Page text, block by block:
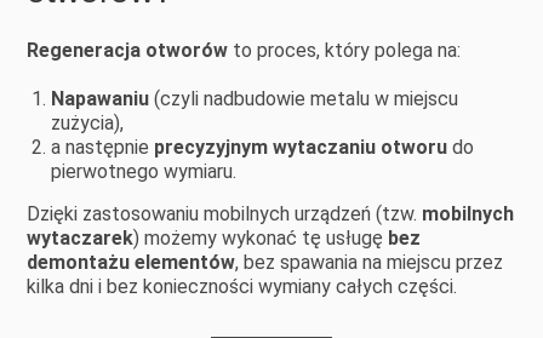
Regeneracja otworów to proces, który polega na:
Napawaniu (czyli nadbudowie metalu w miejscu
zużycia),
a następnie precyzyjnym wytaczaniu otworu do
pierwotnego wymiaru.
Dzięki zastosowaniu mobilnych urządzeń (tzw. mobilnych
wytaczarek) możemy wykonać tę usługę bez
demontażu elementów, bez spawania na miejscu przez
kilka dni i bez konieczności wymiany całych części.